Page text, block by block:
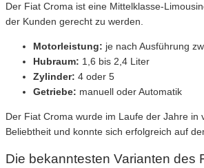
Der Fiat Croma ist eine Mittelklasse-
der Kunden gerecht zu werden.
Motorleistung: je nach Ausführung
Hubraum: 1,6 bis 2,4 Liter
Zylinder: 4 oder 5
Getriebe: manuell oder Automatik
Der Fiat Croma wurde im Laufe der Jahre
Beliebtheit und konnte sich erfolgreich auf
Die bekanntesten Varianten des